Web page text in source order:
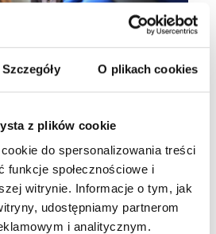
Szczegóły O plikach cookies
z plików cookie
do spersonalizowania treści
funkcje społecznościowe i
witrynie. Informacje o tym, jak
udostępniamy partnerom
i analitycznym.